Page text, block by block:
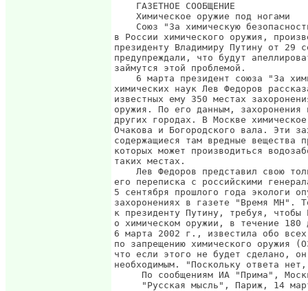
    ГАЗЕТНОЕ СООБЩЕНИЕ
    Химическое оружие под ногами
Союз "За химическую
в России химического оружия,
президенту Владимиру Путину от 29
предупреждали, что будут
займутся этой проблемой.
6 марта президент союза "За
химических наук Лев Федоров
известных ему 350 местах
оружия. По его данным,
других городах. В Москве
Очакова и Богородского вала. Эти
содержащиеся там вредные вещества
которых может производиться
таких местах.
Лев Федоров представил свою
его переписка с российскими
5 сентября прошлого года экологи
захоронениях в газете "Время МН".
к президенту Путину, требуя,
о химическом оружии, в течение
6 марта 2002 г., известила обо всех
по запрещению химического оружия
что если этого не будет сделано,
необходимым. "Поскольку ответа
По сообщениям ИА "Прима",
"Русская мысль", Париж, 14